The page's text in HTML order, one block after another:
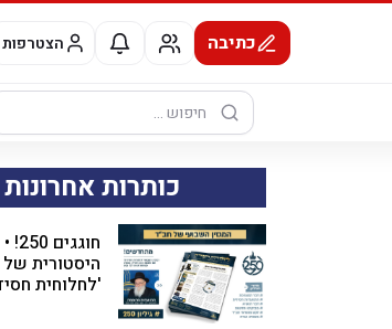
כתיבה הצטרפות
חיפוש:
כותרות אחרונות
היסטורית של
'לחלוחית